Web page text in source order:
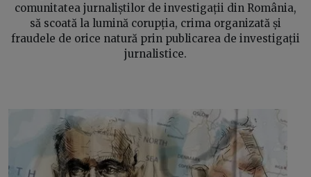
comunitatea jurnaliștilor de investigații din România,
să scoată la lumină corupția, crima organizată și
fraudele de orice natură prin publicarea de investigații
jurnalistice.